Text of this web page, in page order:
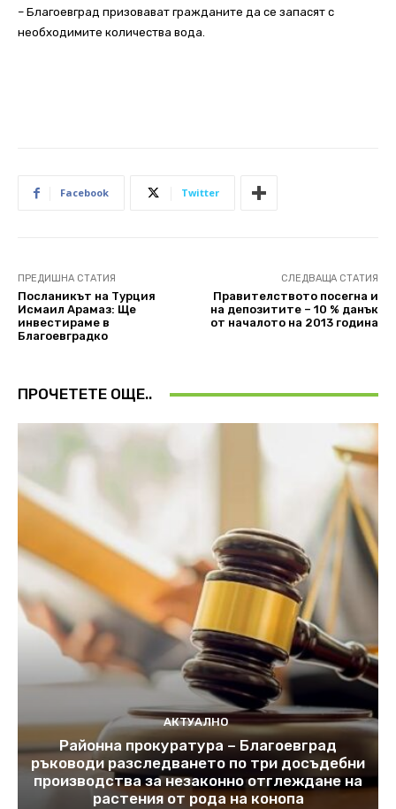
– Благоевград призовават гражданите да се запасят с
необходимите количества вода.
Facebook Twitter
ПРЕДИШНА СТАТИЯ
Посланикът на Турция
Исмаил Арамаз: Ще
инвестираме в
Благоевградко
СЛЕДВАЩА СТАТИЯ
Правителството посегна и
на депозитите – 10 % данък
от началото на 2013 година
ПРОЧЕТЕТЕ ОЩЕ..
АКТУАЛНО
Районна прокуратура – Благоевград
ръководи разследването по три досъдебни
производства за незаконно отглеждане на
растения от рода на конопа